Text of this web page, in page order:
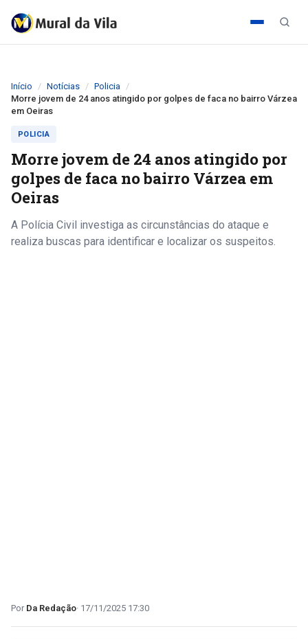
Início Notícias
Policia
Morre jovem de 24 anos atingido por golpes de faca no bairro Várzea
em Oeiras
POLICIA
Morre jovem de 24 anos atingido por
golpes de faca no bairro Várzea em
Oeiras
A Polícia Civil investiga as circunstâncias do ataque e
realiza buscas para identificar e localizar os suspeitos.
Da Redação 17/11/2025 17:30